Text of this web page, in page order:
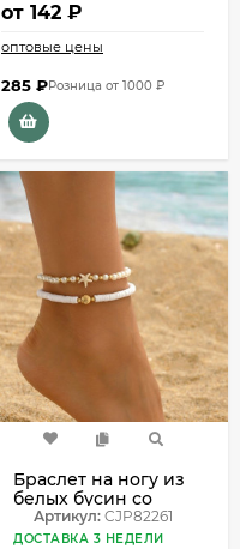
от 142 ₽
оптовые цены
285 ₽Розница от 1000 ₽
Браслет на ногу из
белых бусин со
звездой CJP82261
Артикул:CJP82261
ДОСТАВКА 3 НЕДЕЛИ